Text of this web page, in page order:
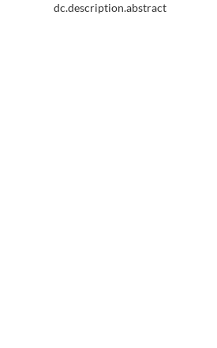
dc.description.abstract